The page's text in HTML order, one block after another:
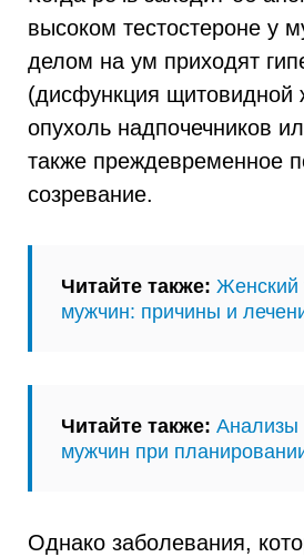
высоком тестостероне у
делом на ум приходят
(дисфункция щитовидной
опухоль надпочечников
также преждевременное
созревание.
Читайте также: Женский
мужчин: причины и
Читайте также: Анализы
мужчин при
Однако заболевания,